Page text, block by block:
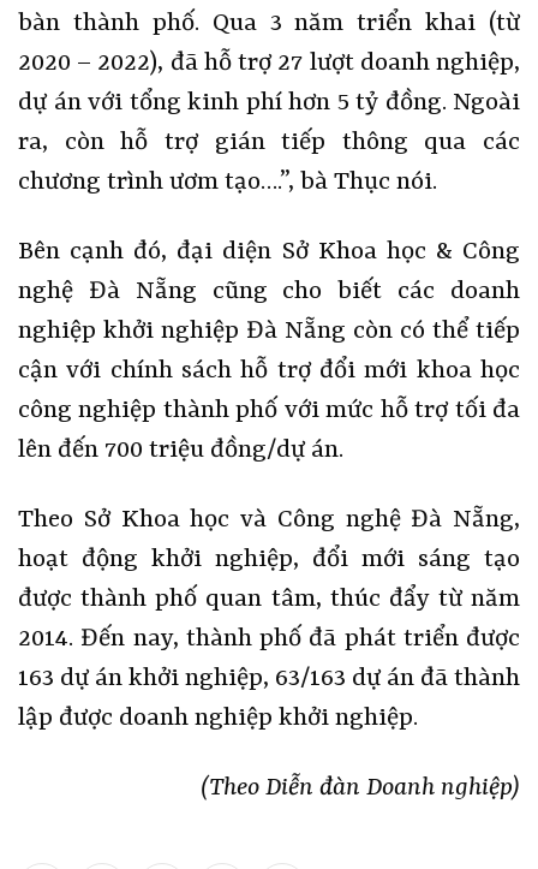
bàn thành phố. Qua 3 năm triển khai (từ
2020 – 2022), đã hỗ trợ 27 lượt doanh nghiệp,
dự án với tổng kinh phí hơn 5 tỷ đồng. Ngoài
ra, còn hỗ trợ gián tiếp thông qua các
chương trình ươm tạo….”, bà Thục nói.
Bên cạnh đó, đại diện Sở Khoa học & Công
nghệ Đà Nẵng cũng cho biết các doanh
nghiệp khởi nghiệp Đà Nẵng còn có thể tiếp
cận với chính sách hỗ trợ đổi mới khoa học
công nghiệp thành phố với mức hỗ trợ tối đa
lên đến 700 triệu đồng/dự án.
Theo Sở Khoa học và Công nghệ Đà Nẵng,
hoạt động khởi nghiệp, đổi mới sáng tạo
được thành phố quan tâm, thúc đẩy từ năm
2014. Đến nay, thành phố đã phát triển được
163 dự án khởi nghiệp, 63/163 dự án đã thành
lập được doanh nghiệp khởi nghiệp.
(Theo Diễn đàn Doanh nghiệp)